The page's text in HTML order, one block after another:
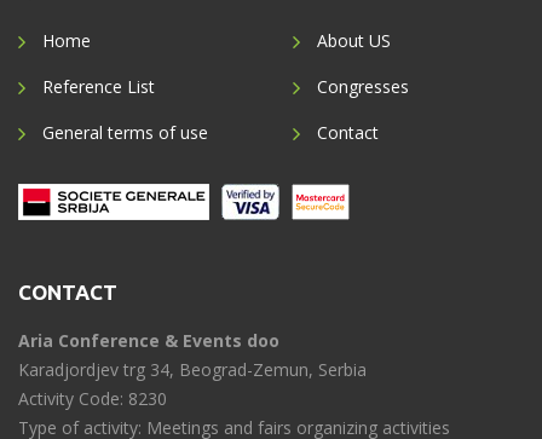
Home
Reference List
General terms of use
About US
Congresses
Contact
CONTACT
Aria Conference & Events doo
Karadjordjev trg 34, Beograd-Zemun, Serbia
Activity Code: 8230
Type of activity: Meetings and fairs organizing activities